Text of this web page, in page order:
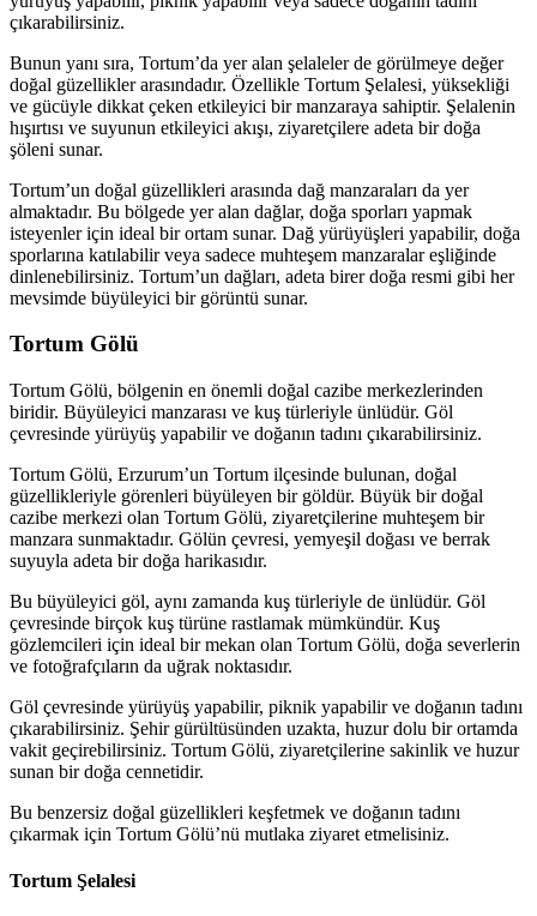
çıkarabilirsiniz.
Bunun yanı sıra, Tortum’da yer alan şelaleler de görülmeye değer
doğal güzellikler arasındadır. Özellikle Tortum Şelalesi, yüksekliği
ve gücüyle dikkat çeken etkileyici bir manzaraya sahiptir. Şelalenin
hışırtısı ve suyunun etkileyici akışı, ziyaretçilere adeta bir doğa
şöleni sunar.
Tortum’un doğal güzellikleri arasında dağ manzaraları da yer
almaktadır. Bu bölgede yer alan dağlar, doğa sporları yapmak
isteyenler için ideal bir ortam sunar. Dağ yürüyüşleri yapabilir, doğa
sporlarına katılabilir veya sadece muhteşem manzaralar eşliğinde
dinlenebilirsiniz. Tortum’un dağları, adeta birer doğa resmi gibi her
mevsimde büyüleyici bir görüntü sunar.
Tortum Gölü
Tortum Gölü, bölgenin en önemli doğal cazibe merkezlerinden
biridir. Büyüleyici manzarası ve kuş türleriyle ünlüdür. Göl
çevresinde yürüyüş yapabilir ve doğanın tadını çıkarabilirsiniz.
Tortum Gölü, Erzurum’un Tortum ilçesinde bulunan, doğal
güzellikleriyle görenleri büyüleyen bir göldür. Büyük bir doğal
cazibe merkezi olan Tortum Gölü, ziyaretçilerine muhteşem bir
manzara sunmaktadır. Gölün çevresi, yemyeşil doğası ve berrak
suyuyla adeta bir doğa harikasıdır.
Bu büyüleyici göl, aynı zamanda kuş türleriyle de ünlüdür. Göl
çevresinde birçok kuş türüne rastlamak mümkündür. Kuş
gözlemcileri için ideal bir mekan olan Tortum Gölü, doğa severlerin
ve fotoğrafçıların da uğrak noktasıdır.
Göl çevresinde yürüyüş yapabilir, piknik yapabilir ve doğanın tadını
çıkarabilirsiniz. Şehir gürültüsünden uzakta, huzur dolu bir ortamda
vakit geçirebilirsiniz. Tortum Gölü, ziyaretçilerine sakinlik ve huzur
sunan bir doğa cennetidir.
Bu benzersiz doğal güzellikleri keşfetmek ve doğanın tadını
çıkarmak için Tortum Gölü’nü mutlaka ziyaret etmelisiniz.
Tortum Şelalesi